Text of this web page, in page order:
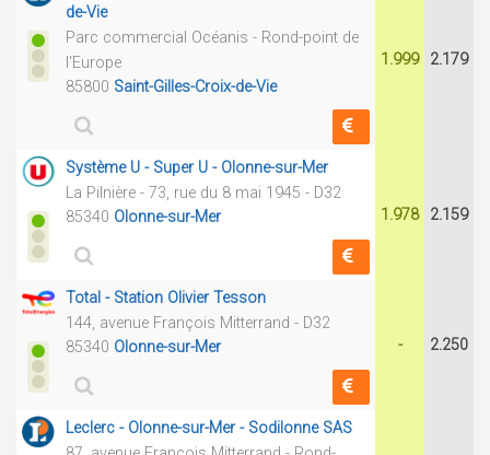
de-Vie
Parc commercial Océanis - Rond-point de
l'Europe
85800 Saint-Gilles-Croix-de-Vie
1.999 2.179
Système U - Super U - Olonne-sur-Mer
La Pilnière - 73, rue du 8 mai 1945 - D32
85340 Olonne-sur-Mer 1.978 2.159
Total - Station Olivier Tesson
144, avenue François Mitterrand - D32
85340 Olonne-sur-Mer - 2.250
Leclerc - Olonne-sur-Mer - Sodilonne SAS